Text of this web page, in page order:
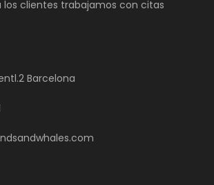
los clientes trabajamos con citas
Barcelona